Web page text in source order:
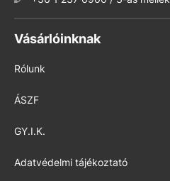
Vásárlóinknak
Rólunk
ÁSZF
GY.I.K.
Adatvédelmi tájékoztató